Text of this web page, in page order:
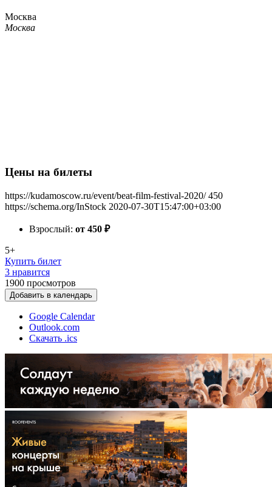
Москва
Москва
Цены на билеты
https://kudamoscow.ru/event/beat-film-festival-2020/ 450
https://schema.org/InStock 2020-07-30T15:47:00+03:00
Взрослый: от 450 ₽
5+
Купить билет
3 нравится
1900 просмотров
Добавить в календарь
Google Calendar
Outlook.com
Скачать .ics